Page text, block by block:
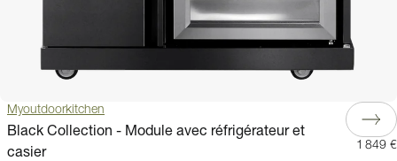
Myoutdoorkitchen
Black Collection - Module avec réfrigérateur et
casier
1 849 €